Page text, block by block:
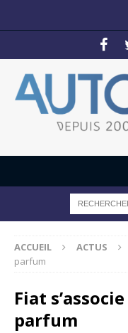
ACCUEIL ACTUS
parfum
Fiat
parfum